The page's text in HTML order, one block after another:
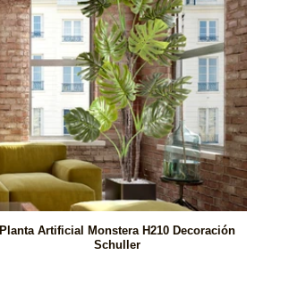
Planta Artificial Monstera H210 Decoración
Schuller